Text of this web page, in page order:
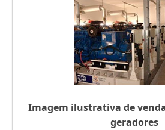
Imagem ilustrativa de
geradores